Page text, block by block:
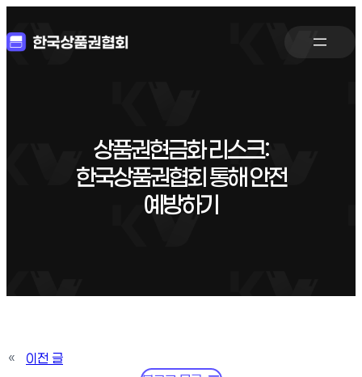
상품권현금화 리스크:
한국상품권협회 통해 안전
예방하기
«
이전 글